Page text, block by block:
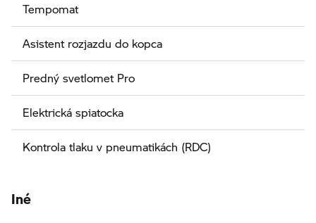
Tempomat
Asistent rozjazdu do kopca
Predný svetlomet Pro
Elektrická spiatocka
Kontrola tlaku v pneumatikách (RDC)
Iné